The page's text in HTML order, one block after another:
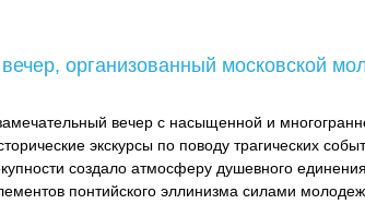
организованный московской
вечер с насыщенной и
экскурсы по поводу трагических
создало атмосферу душевного
понтийского эллинизма силами